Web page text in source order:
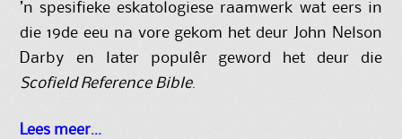
’n spesifieke eskatologiese raamwerk wat eers in
die 19de eeu na vore gekom het deur John Nelson
Darby en later populêr geword het deur die
Scofield Reference Bible.
Lees meer…